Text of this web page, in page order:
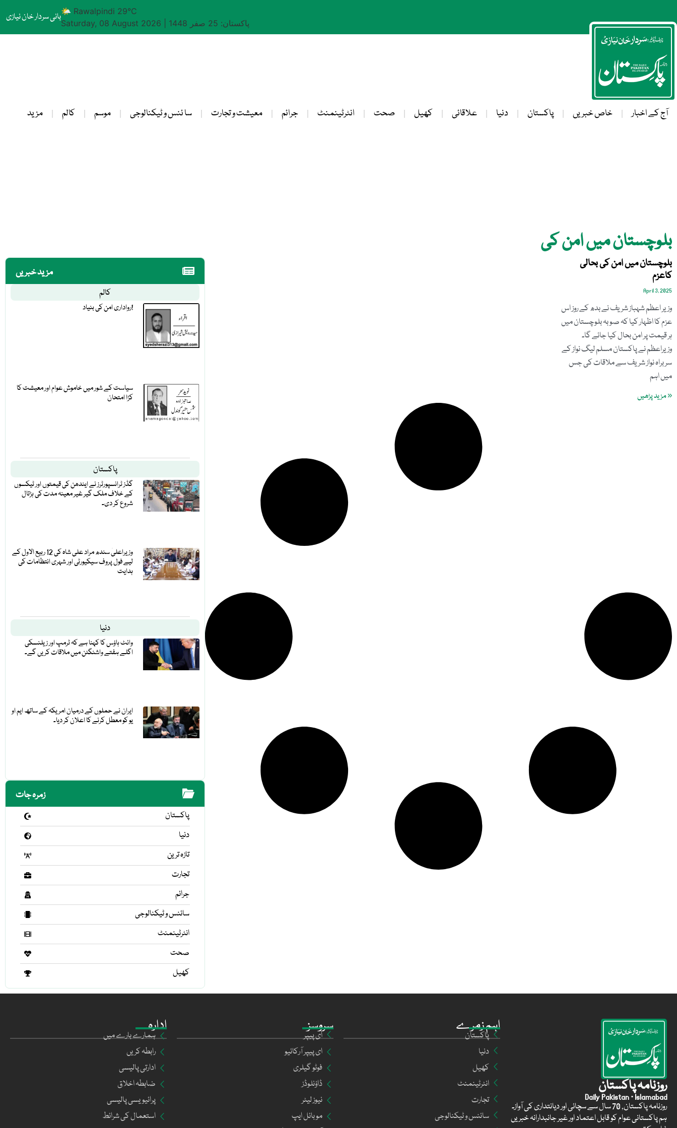
بانی سردار خان نیازی🌤 Rawalpindi 29°C
Saturday, 08 August 2026
پاکستان: 25 صفر 1448
آج کے اخبار خاص خبریں پاکستان دنیا علاقائی کھیل صحت انٹرٹینمنٹ جرائم معیشت و تجارت سا ئنس و ٹیکنالوجی موسم کالم مزید
بلوچستان میں امن کی
مزید خبریں
کالم
رواداری امن کی بنیاد!
سیاست کے شور میں خاموش عوام اور معیشت کا
کڑا امتحان
پاکستان
گڈز ٹرانسپورٹرز نے ایندھن کی قیمتوں اور ٹیکسوں
کے خلاف ملک گیر غیر معینہ مدت کی ہڑتال
شروع کر دی۔
وزیراعلیٰ سندھ مراد علی شاہ کی 12 ربیع الاول کے
لیے فول پروف سیکیورٹی اور شہری انتظامات کی
ہدایت
دنیا
وائٹ ہاؤس کا کہنا ہے کہ ٹرمپ اور زیلنسکی
اگلے ہفتے واشنگٹن میں ملاقات کریں گے۔
ایران نے حملوں کے درمیان امریکہ کے ساتھ ایم او
یو کو معطل کرنے کا اعلان کر دیا۔
زمرہ جات
پاکستان
دنیا
تازہ ترین
تجارت
جرائم
سائنس و ٹیکنالوجی
انٹرٹینمنٹ
صحت
کھیل
بلوچستان میں امن کی بحالی
کاعزم
April 3, 2025
وزیر اعظم شہباز شریف نے بدھ کے روز اس
عزم کا اظہار کیا کہ صوبہ بلوچستان میں
ہر قیمت پر امن بحال کیا جائے گا۔
وزیراعظم نے پاکستان مسلم لیگ نواز کے
سربراہ نواز شریف سے ملاقات کی جس
میں اہم
« مزید پڑھیں
ادارہ
ہمارے بارے میں
رابطہ کریں
ادارتی پالیسی
ضابطہ اخلاق
پرائیویسی پالیسی
استعمال کی شرائط
سروسز
ای پیپر
ای پیپر آرکائیو
فوٹو گیلری
ڈاؤنلوڈز
نیوز لیٹر
موبائل ایپ
اہم زمرے
پاکستان
دنیا
کھیل
انٹرٹینمنٹ
تجارت
سائنس و ٹیکنالوجی
روزنامہ پاکستان
Daily Pakistan · Islamabad
روزنامہ پاکستان, 70 سال سے سچائی اور دیانتداری کی آواز۔
ہم پاکستانی عوام کو قابل اعتماد اور غیر جانبدارانہ خبریں